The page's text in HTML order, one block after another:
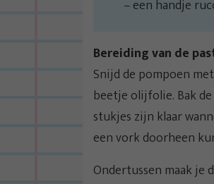
– een handje
Bereiding van de
Snijd de pompoen
beetje olijfolie. Bak
stukjes zijn klaar
een vork doorheen
Ondertussen maak je